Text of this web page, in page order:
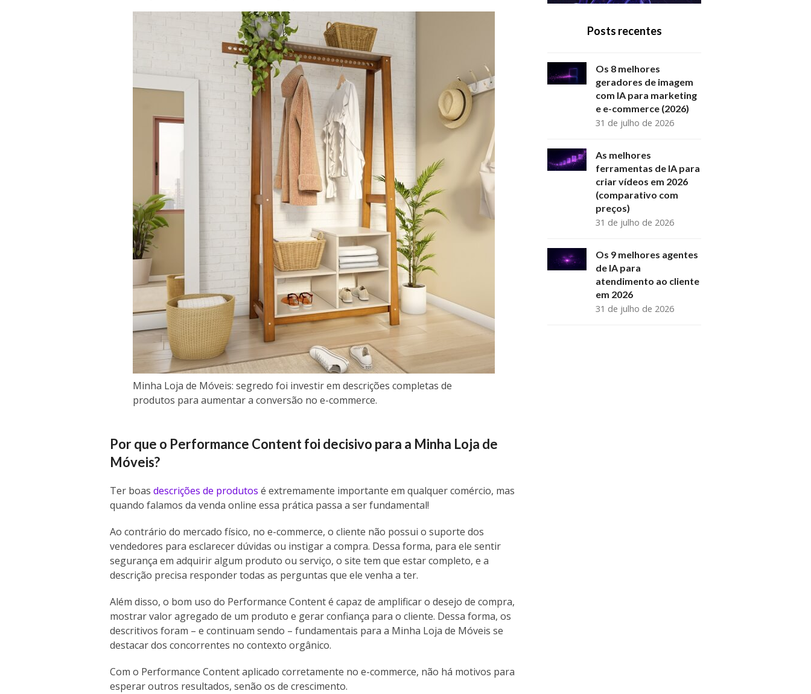
Minha Loja de Móveis: segredo foi investir em descrições completas de
produtos para aumentar a conversão no e-commerce.
Por que o Performance Content foi decisivo para a Minha Loja de
Móveis?
Ter boas descrições de produtos é extremamente importante em qualquer comércio, mas
quando falamos da venda online essa prática passa a ser fundamental!
Ao contrário do mercado físico, no e-commerce, o cliente não possui o suporte dos
vendedores para esclarecer dúvidas ou instigar a compra. Dessa forma, para ele sentir
segurança em adquirir algum produto ou serviço, o site tem que estar completo, e a
descrição precisa responder todas as perguntas que ele venha a ter.
Além disso, o bom uso do Performance Content é capaz de amplificar o desejo de compra,
mostrar valor agregado de um produto e gerar confiança para o cliente. Dessa forma, os
descritivos foram – e continuam sendo – fundamentais para a Minha Loja de Móveis se
destacar dos concorrentes no contexto orgânico.
Com o Performance Content aplicado corretamente no e-commerce, não há motivos para
esperar outros resultados, senão os de crescimento.
Posts recentes
Os 8 melhores
geradores de imagem
com IA para marketing
e e-commerce (2026)
31 de julho de 2026
As melhores
ferramentas de IA para
criar vídeos em 2026
(comparativo com
preços)
31 de julho de 2026
Os 9 melhores agentes
de IA para
atendimento ao cliente
em 2026
31 de julho de 2026